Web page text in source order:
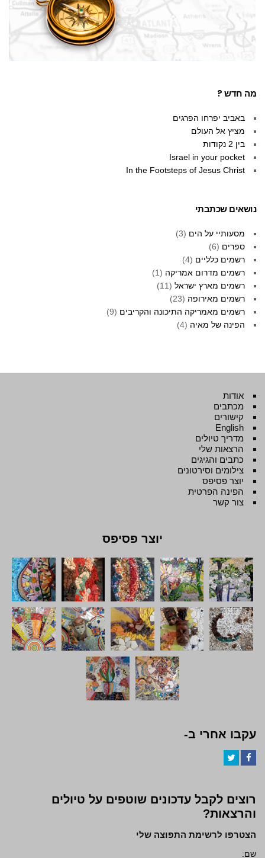
מה חדש ?
באביב יפרחו הפרגים
מציץ אל העולם
בין 2 נקודות
Israel in your pocket
In the Footsteps of Jesus Christ
נושאים שכתבתי
מסעותיי על הים (3)
ספרים (6)
רשמים כלליים (4)
רשמים מדרום אמריקה (1)
רשמים מארץ ישראל (11)
רשמים מאירופה (23)
רשמים מאמריקה התיכונה והקריבים (9)
הפינה של מאיה (4)
אודות
מכתבים
קישורים
English
מדריך טיולים
הרצאות שלי
כתבים והגיגים
צילומים וסירטונים
יוצר פסיפס
הפינה הפרטית
צור קשר
יוצר פסיפס
עקבו אחרי ב-
רוצים לקבל עדכונים שוטפים על טיולים
והרצאות?
הצטרפו לרשימת התפוצה שלי
שם: